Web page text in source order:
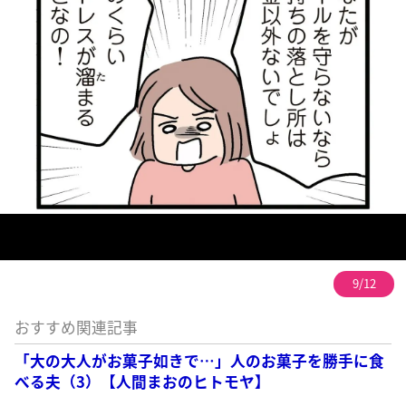
9/12
おすすめ関連記事
「大の大人がお菓子如きで…」人のお菓子を勝手に食
べる夫（3）【人間まおのヒトモヤ】